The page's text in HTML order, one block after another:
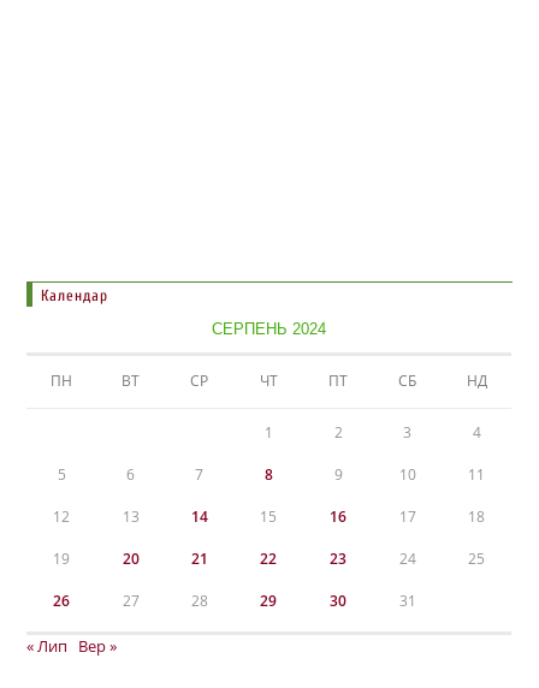
Календар
СЕРПЕНЬ 2024
ПН ВТ СР ЧТ ПТ СБ НД
1 2 3 4
5 6 7 8 9 10 11
12 13 14 15 16 17 18
19 20 21 22 23 24 25
26 27 28 29 30 31
« Лип Вер »